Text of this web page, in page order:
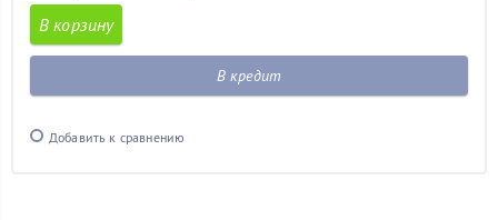
В корзину
В кредит
Добавить к сравнению